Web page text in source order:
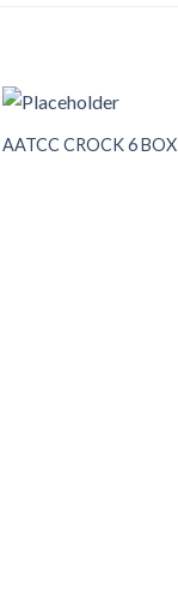
AATCC CROCK 6 BOX